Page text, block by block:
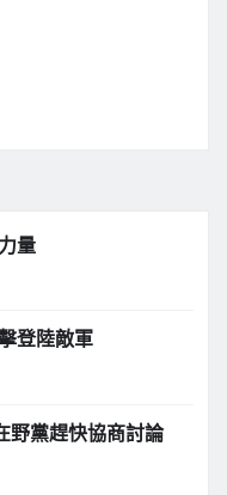
量
登陸敵軍
野黨趕快協商討論